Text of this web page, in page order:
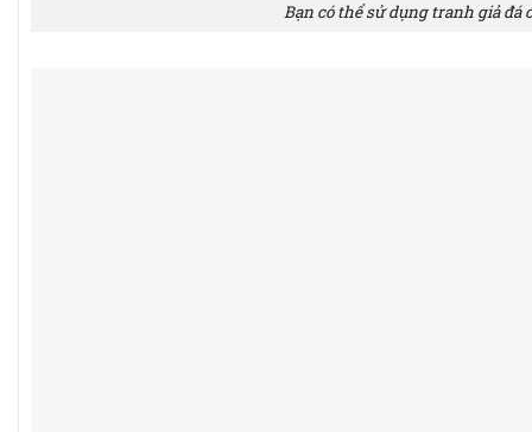
Bạn có thể sử dụng tranh giả đá